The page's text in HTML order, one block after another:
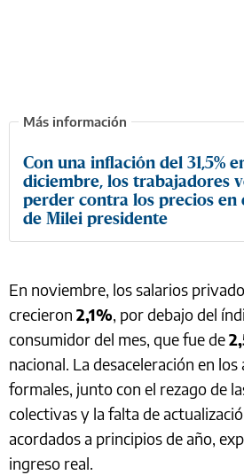
Con una inflación del 31,5%
diciembre, los trabajadores
perder contra los precios en
de Milei presidente
En noviembre, los salarios
crecieron 2,1%, por debajo del
consumidor del mes, que fue de
nacional. La desaceleración en
formales, junto con el rezago de
colectivas y la falta de
acordados a principios de año,
ingreso real.